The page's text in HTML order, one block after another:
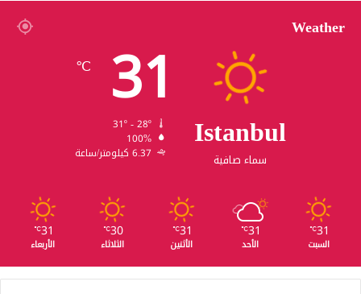
Weather
Istanbul
سماء صافية
31
℃
100%
6.37 كيلومتر/ساعة
31
℃
السبت
31
℃
الأحد
31
℃
الأثنين
30
℃
الثلاثاء
31
℃
الأربعاء